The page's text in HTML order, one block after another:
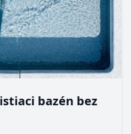
bazén bez